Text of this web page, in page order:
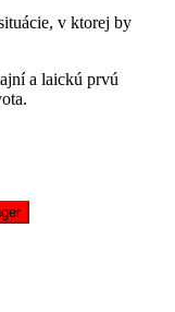
v ktorej by
a laickú prvú